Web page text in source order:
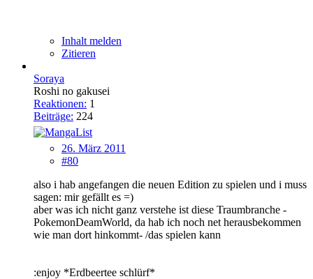
Inhalt melden
Zitieren
Soraya
Roshi no gakusei
Reaktionen: 1
Beiträge: 224
26. März 2011
#80
also i hab angefangen die neuen Edition zu spielen und i muss
sagen: mir gefällt es =)
aber was ich nicht ganz verstehe ist diese Traumbranche -
PokemonDeamWorld, da hab ich noch net herausbekommen
wie man dort hinkommt- /das spielen kann
:enjoy *Erdbeertee schlürf*